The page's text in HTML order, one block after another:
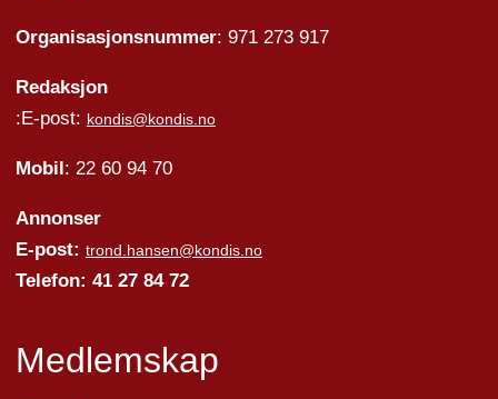
Organisasjonsnummer: 971 273 917
Redaksjon
:E-post: kondis@kondis.no
Mobil : 22 60 94 70
Annonser
E-post: trond.hansen@kondis.no
Telefon: 41 27 84 72
Medlemskap